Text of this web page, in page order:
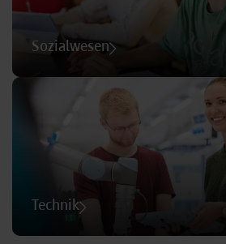
Sozialwesen
Technik